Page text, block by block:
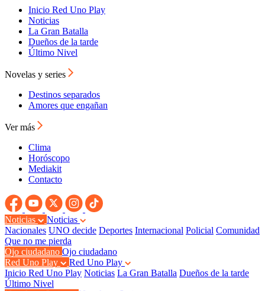
Inicio Red Uno Play
Noticias
La Gran Batalla
Dueños de la tarde
Último Nivel
Novelas y series
Destinos separados
Amores que engañan
Ver más
Clima
Horóscopo
Mediakit
Contacto
Noticias
Noticias
Nacionales UNO decide Deportes Internacional Policial Comunidad
Que no me pierda
Ojo ciudadano Ojo ciudadano
Red Uno Play
Red Uno Play
Inicio Red Uno Play Noticias La Gran Batalla Dueños de la tarde
Último Nivel